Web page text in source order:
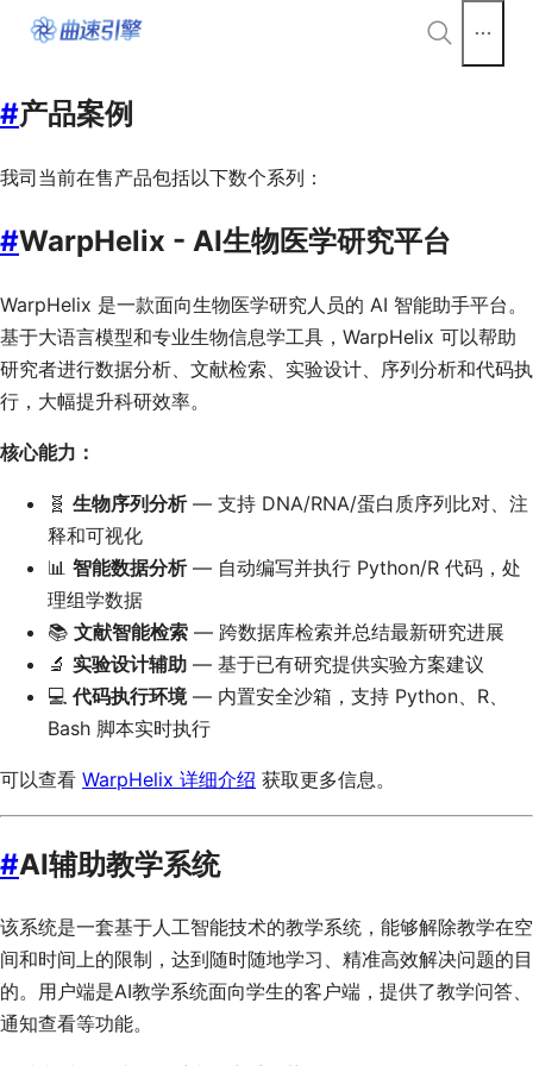
#产品案例
我司当前在售产品包括以下数个系列：
#WarpHelix - AI生物医学研究平台
WarpHelix 是一款面向生物医学研究人员的 AI 智能助手平台。
基于大语言模型和专业生物信息学工具，WarpHelix 可以帮助
研究者进行数据分析、文献检索、实验设计、序列分析和代码执
行，大幅提升科研效率。
核心能力：
🧬 生物序列分析— 支持 DNA/RNA/蛋白质序列比对、注
释和可视化
📊 智能数据分析— 自动编写并执行 Python/R 代码，处
理组学数据
📚 文献智能检索 — 跨数据库检索并总结最新研究进展
🔬 实验设计辅助 — 基于已有研究提供实验方案建议
💻 代码执行环境— 内置安全沙箱，支持 Python、R、
Bash 脚本实时执行
可以查看 WarpHelix 详细介绍 获取更多信息。
#AI辅助教学系统
该系统是一套基于人工智能技术的教学系统，能够解除教学在空
间和时间上的限制，达到随时随地学习、精准高效解决问题的目
的。用户端是AI教学系统面向学生的客户端，提供了教学问答、
通知查看等功能。